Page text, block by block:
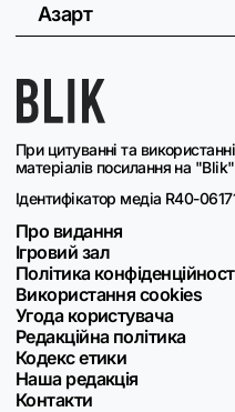
При цитуванні та
матеріалів посилання на
Ідентифікатор медіа R40-
Про видання
Ігровий зал
Політика
Використання cookies
Угода користувача
Редакційна політика
Кодекс етики
Наша редакція
Контакти
Азарт